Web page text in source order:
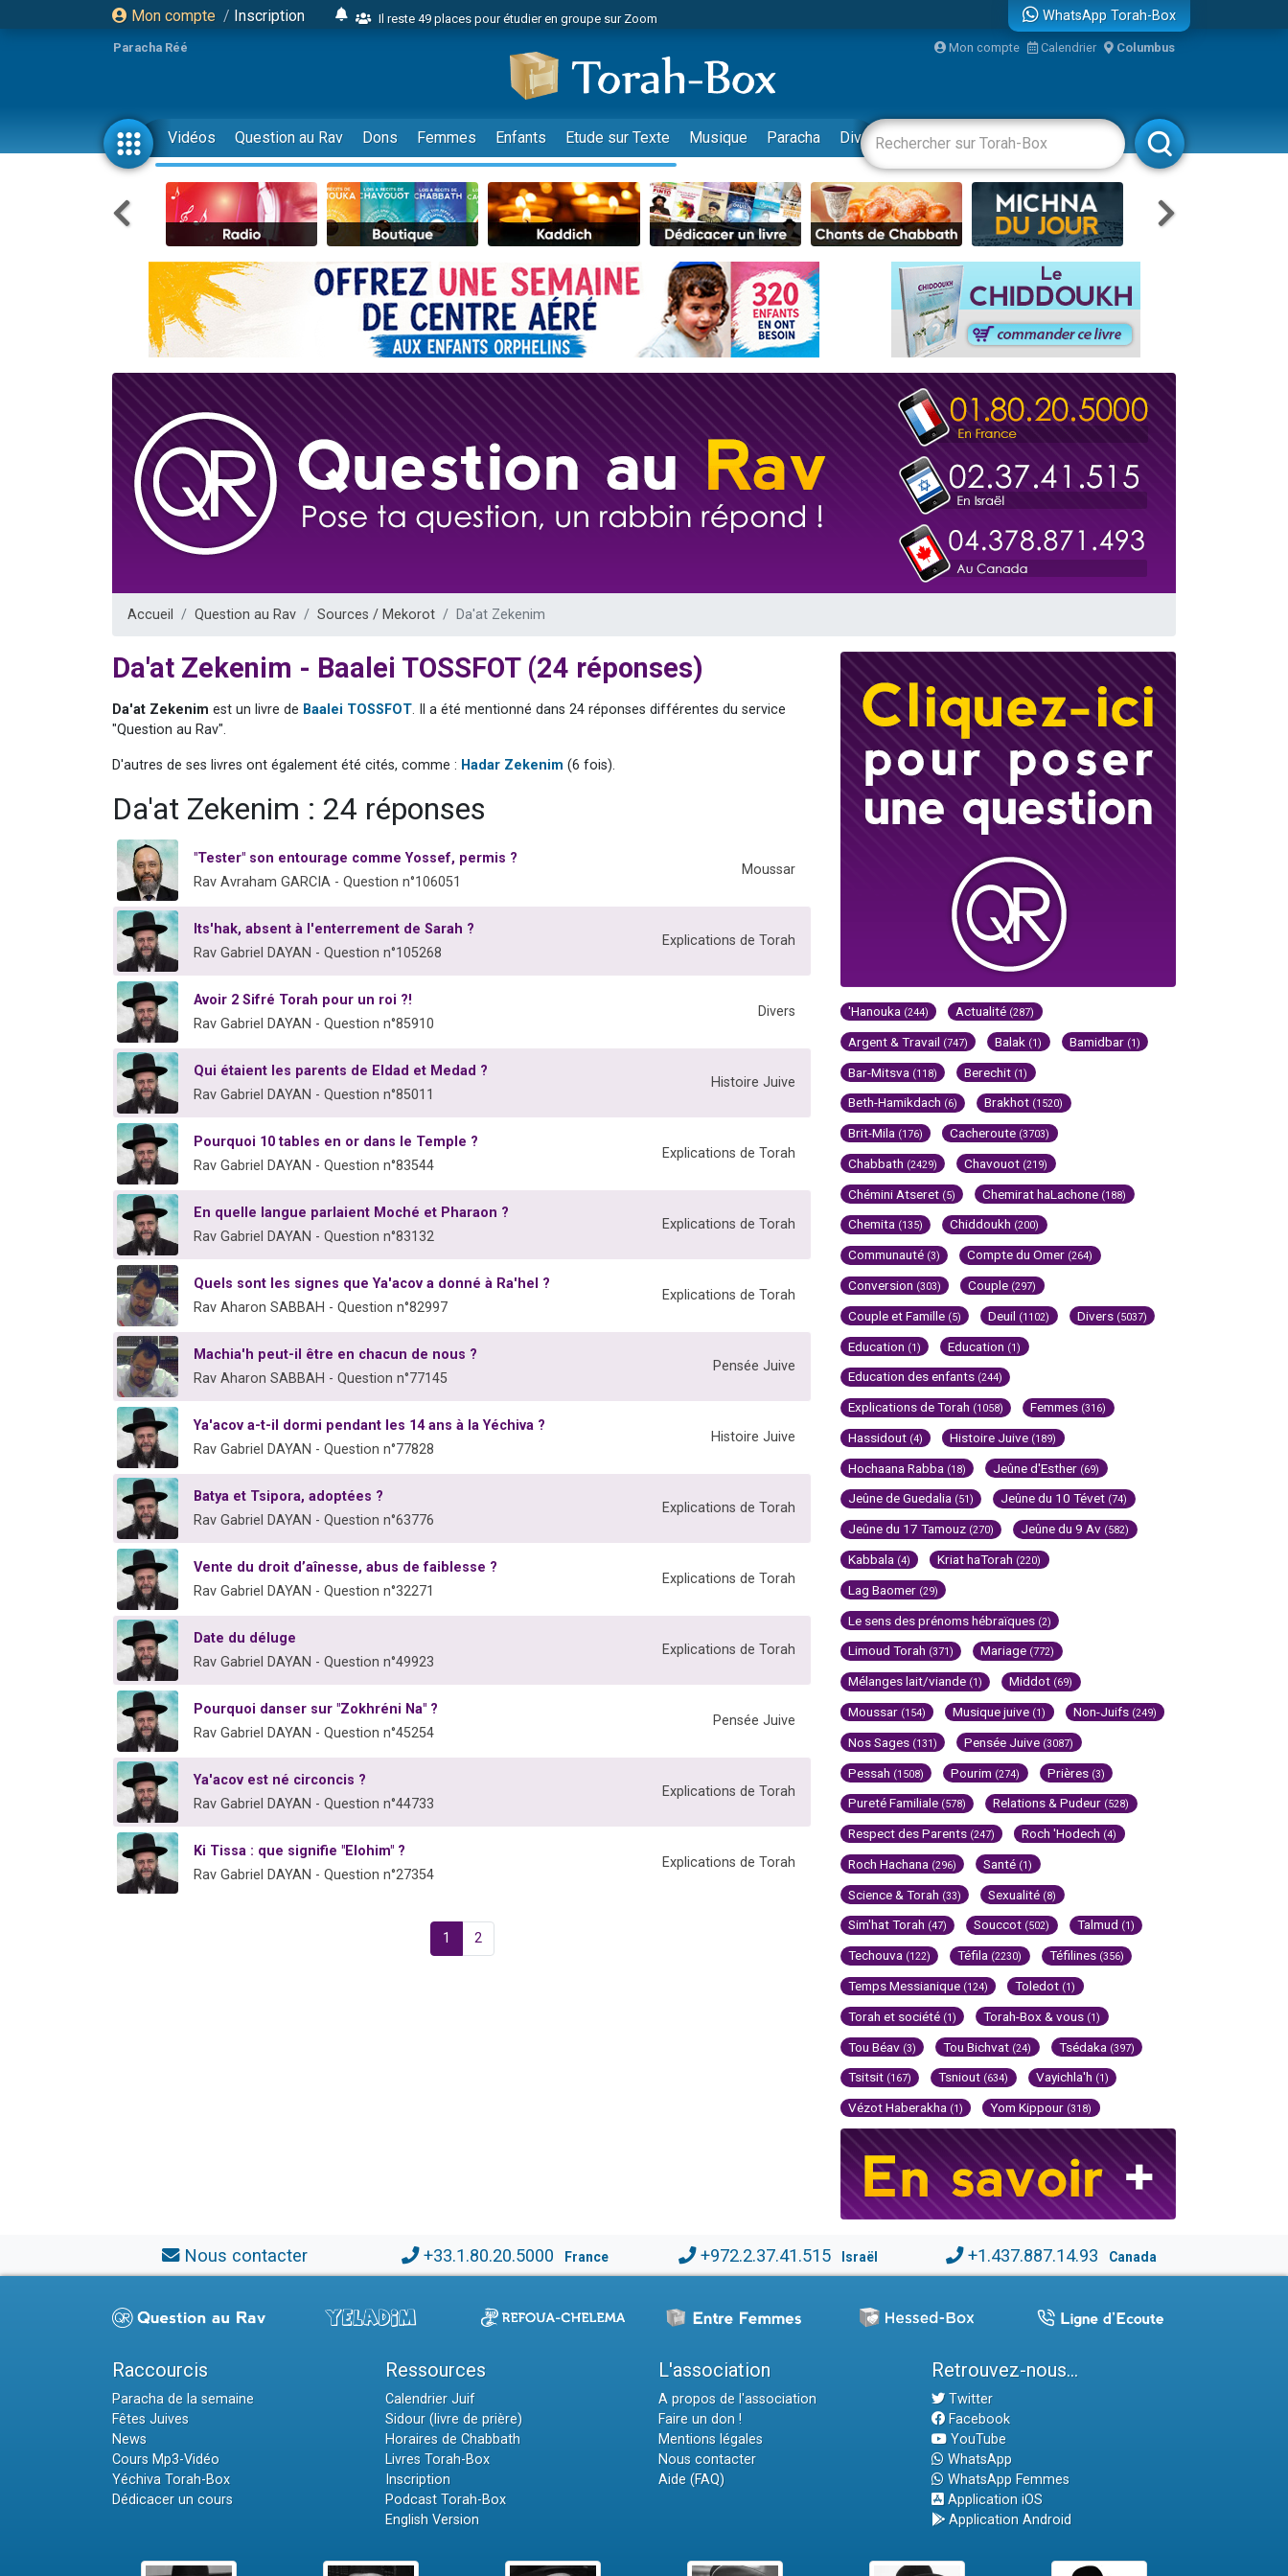
Mon compte / Inscription
Il reste 49 places pour étudier en groupe sur Zoom
2 personnes viennent de nous rejoindre sur WhatsApp
6 personnes viennent de nous rejoindre sur WhatsApp
4 personnes viennent de faire un don pour Reloger Rivka, 6 enfants, victime de violences...
2 personnes viennent de faire un don pour 1 Journée de Vacances Pour les Enfants
17 personnes viennent de demander une bénédiction
4 personnes viennent de nous rejoindre sur WhatsApp
Il reste 49 places pour étudier en groupe sur Zoom
Eva vient de donner son Maasser
4 personnes viennent de nous rejoindre sur WhatsApp
3 personnes viennent de nous rejoindre sur WhatsApp
Odaya vient de donner son Maasser
3 personnes viennent de faire un don pour 5 jours de vacances aux Orphelins
2 personnes viennent de nous rejoindre sur WhatsApp
13 personnes viennent de demander une bénédiction
30 personnes viennent de faire un don pour Sauvez la jambe de Yohan
Il reste 49 places pour étudier en groupe sur Zoom
12 nouvelles musiques dans Torah-Box Music
WhatsApp Torah-Box
Paracha Réé Mon compte Calendrier Columbus
Vidéos Question au Rav Dons Femmes Enfants Etude sur Texte Musique Paracha Divertissements Livres Rabbanim
Accueil Question au Rav Sources / Mekorot Da'at Zekenim
Da'at Zekenim - Baalei TOSSFOT (24 réponses)
Da'at Zekenim est un livre de Baalei TOSSFOT. Il a été mentionné dans 24 réponses différentes du service
"Question au Rav".
D'autres de ses livres ont également été cités, comme : Hadar Zekenim (6 fois).
Da'at Zekenim : 24 réponses
"Tester" son entourage comme Yossef, permis ?
Rav Avraham GARCIA - Question n°106051
Moussar
Its'hak, absent à l'enterrement de Sarah ?
Rav Gabriel DAYAN - Question n°105268
Explications de Torah
Avoir 2 Sifré Torah pour un roi ?!
Rav Gabriel DAYAN - Question n°85910
Divers
Qui étaient les parents de Eldad et Medad ?
Rav Gabriel DAYAN - Question n°85011
Histoire Juive
Pourquoi 10 tables en or dans le Temple ?
Rav Gabriel DAYAN - Question n°83544
Explications de Torah
En quelle langue parlaient Moché et Pharaon ?
Rav Gabriel DAYAN - Question n°83132
Explications de Torah
Quels sont les signes que Ya'acov a donné à Ra'hel ?
Rav Aharon SABBAH - Question n°82997
Explications de Torah
Machia'h peut-il être en chacun de nous ?
Rav Aharon SABBAH - Question n°77145
Pensée Juive
Ya'acov a-t-il dormi pendant les 14 ans à la Yéchiva ?
Rav Gabriel DAYAN - Question n°77828
Histoire Juive
Batya et Tsipora, adoptées ?
Rav Gabriel DAYAN - Question n°63776
Explications de Torah
Vente du droit d’aînesse, abus de faiblesse ?
Rav Gabriel DAYAN - Question n°32271
Explications de Torah
Date du déluge
Rav Gabriel DAYAN - Question n°49923
Explications de Torah
Pourquoi danser sur "Zokhréni Na" ?
Rav Gabriel DAYAN - Question n°45254
Pensée Juive
Ya'acov est né circoncis ?
Rav Gabriel DAYAN - Question n°44733
Explications de Torah
Ki Tissa : que signifie "Elohim" ?
Rav Gabriel DAYAN - Question n°27354
Explications de Torah
1 2
'Hanouka (244) Actualité (287)
Argent & Travail (747) Balak (1) Bamidbar (1)
Bar-Mitsva (118) Berechit (1)
Beth-Hamikdach (6) Brakhot (1520)
Brit-Mila (176) Cacheroute (3703)
Chabbath (2429) Chavouot (219)
Chémini Atseret (5) Chemirat haLachone (188)
Chemita (135) Chiddoukh (200)
Communauté (3) Compte du Omer (264)
Conversion (303) Couple (297)
Couple et Famille (5) Deuil (1102) Divers (5037)
Education (1) Education (1)
Education des enfants (244)
Explications de Torah (1058) Femmes (316)
Hassidout (4) Histoire Juive (189)
Hochaana Rabba (18) Jeûne d'Esther (69)
Jeûne de Guedalia (51) Jeûne du 10 Tévet (74)
Jeûne du 17 Tamouz (270) Jeûne du 9 Av (582)
Kabbala (4) Kriat haTorah (220)
Lag Baomer (29)
Le sens des prénoms hébraïques (2)
Limoud Torah (371) Mariage (772)
Mélanges lait/viande (1) Middot (69)
Moussar (154) Musique juive (1) Non-Juifs (249)
Nos Sages (131) Pensée Juive (3087)
Pessah (1508) Pourim (274) Prières (3)
Pureté Familiale (578) Relations & Pudeur (528)
Respect des Parents (247) Roch 'Hodech (4)
Roch Hachana (296) Santé (1)
Science & Torah (33) Sexualité (8)
Sim'hat Torah (47) Souccot (502) Talmud (1)
Techouva (122) Téfila (2230) Téfilines (356)
Temps Messianique (124) Toledot (1)
Torah et société (1) Torah-Box & vous (1)
Tou Béav (3) Tou Bichvat (24) Tsédaka (397)
Tsitsit (167) Tsniout (634) Vayichla'h (1)
Vézot Haberakha (1) Yom Kippour (318)
Nous contacter +33.1.80.20.5000 France +972.2.37.41.515 Israël +1.437.887.14.93 Canada
Raccourcis
Paracha de la semaine
Fêtes Juives
News
Cours Mp3-Vidéo
Yéchiva Torah-Box
Dédicacer un cours
Ressources
Calendrier Juif
Sidour (livre de prière)
Horaires de Chabbath
Livres Torah-Box
Inscription
Podcast Torah-Box
English Version
L'association
A propos de l'association
Faire un don !
Mentions légales
Nous contacter
Aide (FAQ)
Retrouvez-nous...
Twitter
Facebook
YouTube
WhatsApp
WhatsApp Femmes
Application iOS
Application Android